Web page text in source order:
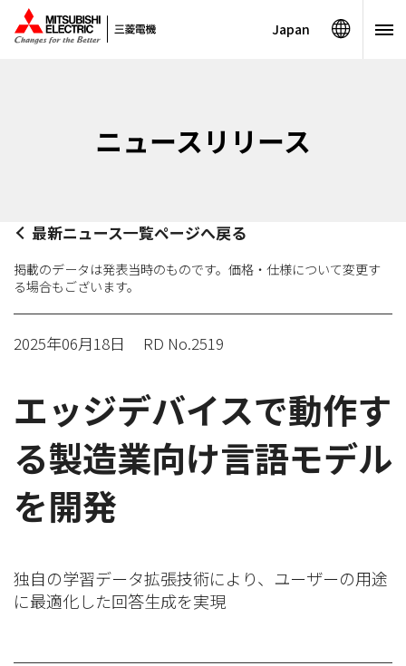
Japan
ニュースリリース
最新ニュース一覧ページへ戻る
掲載のデータは発表当時のものです。価格・仕様について変更す
る場合もございます。
2025年06月18日 RD No.2519
エッジデバイスで動作す
る製造業向け言語モデル
を開発
独自の学習データ拡張技術により、ユーザーの用途
に最適化した回答生成を実現